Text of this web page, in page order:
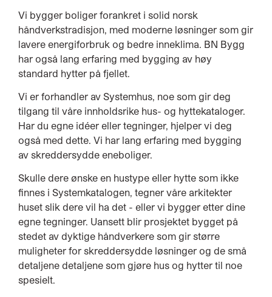
Vi bygger boliger forankret i solid norsk
håndverkstradisjon, med moderne løsninger som gir
lavere energiforbruk og bedre inneklima. BN Bygg
har også lang erfaring med bygging av høy
standard hytter på fjellet.
Vi er forhandler av Systemhus, noe som gir deg
tilgang til våre innholdsrike hus- og hyttekataloger.
Har du egne idéer eller tegninger, hjelper vi deg
også med dette. Vi har lang erfaring med bygging
av skreddersydde eneboliger.
Skulle dere ønske en hustype eller hytte som ikke
finnes i Systemkatalogen, tegner våre arkitekter
huset slik dere vil ha det - eller vi bygger etter dine
egne tegninger. Uansett blir prosjektet bygget på
stedet av dyktige håndverkere som gir større
muligheter for skreddersydde løsninger og de små
detaljene detaljene som gjøre hus og hytter til noe
spesielt.